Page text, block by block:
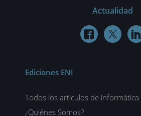
Actualidad
  
Ediciones ENI
Todos los artículos de informática
¿Quiénes Somos?